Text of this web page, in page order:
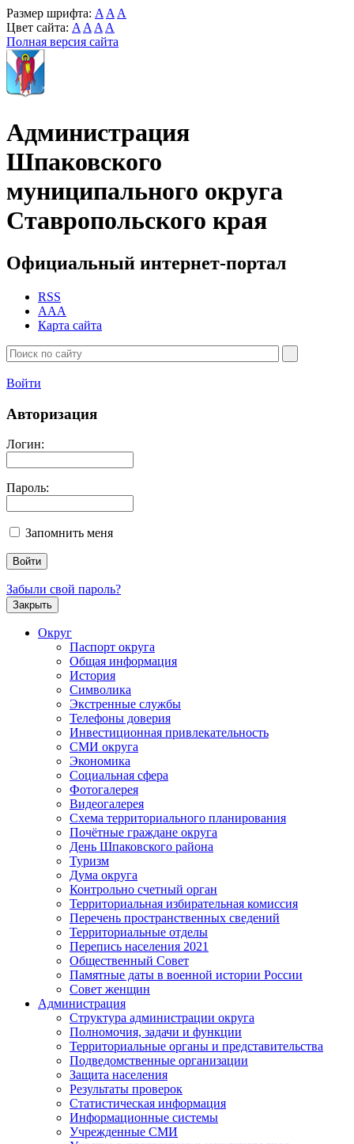
Размер шрифта: A A A
Цвет сайта: A A A A
Полная версия сайта
Администрация
Шпаковского
муниципального округа
Ставропольского края
Официальный интернет-портал
RSS
AAA
Карта сайта
Войти
Авторизация
Логин:
Пароль:
Запомнить меня
Забыли свой пароль?
Закрыть
Округ
Паспорт округа
Общая информация
История
Символика
Экстренные службы
Телефоны доверия
Инвестиционная привлекательность
СМИ округа
Экономика
Социальная сфера
Фотогалерея
Видеогалерея
Схема территориального планирования
Почётные граждане округа
День Шпаковского района
Туризм
Дума округа
Контрольно счетный орган
Территориальная избирательная комиссия
Перечень пространственных сведений
Территориальные отделы
Перепись населения 2021
Общественный Совет
Памятные даты в военной истории России
Совет женщин
Администрация
Структура администрации округа
Полномочия, задачи и функции
Территориальные органы и представительства
Подведомственные организации
Защита населения
Результаты проверок
Статистическая информация
Информационные системы
Учрежденные СМИ